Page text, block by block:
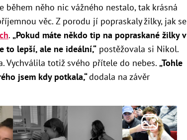
během něho nic vážného nestalo, tak krásná
věc. Z porodu jí popraskaly žilky, jak se
. „Pokud máte někdo tip na popraskané žilky v
to lepší, ale ne ideální,“ postěžovala si Nikol.
Vychválila totiž svého přítele do nebes. „Tohle
jsem kdy potkala,“dodala na závěr